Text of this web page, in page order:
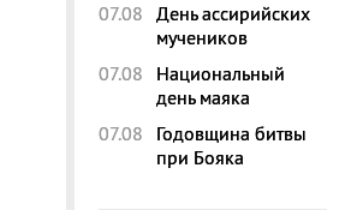
07.08 День ассирийских
мучеников
07.08
Национальный
день маяка
07.08
Годовщина битвы
при Бояка